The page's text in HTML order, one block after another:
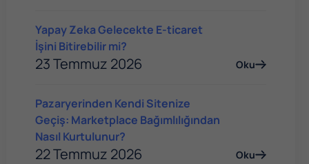
Yapay Zeka Gelecekte E-ticaret
İşini Bitirebilir mi?
23 Temmuz 2026 Oku
Pazaryerinden Kendi Sitenize
Geçiş: Marketplace Bağımlılığından
Nasıl Kurtulunur?
22 Temmuz 2026 Oku